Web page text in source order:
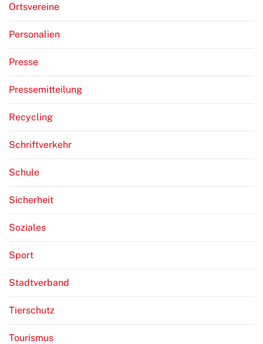
Ortsvereine
Personalien
Presse
Pressemitteilung
Recycling
Schriftverkehr
Schule
Sicherheit
Soziales
Sport
Stadtverband
Tierschutz
Tourismus